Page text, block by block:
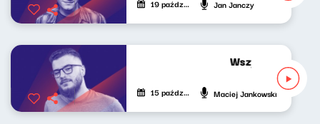
19 października 2021 Jan Janczy
Wszystko gra
15 października 2021 Maciej Jankowski